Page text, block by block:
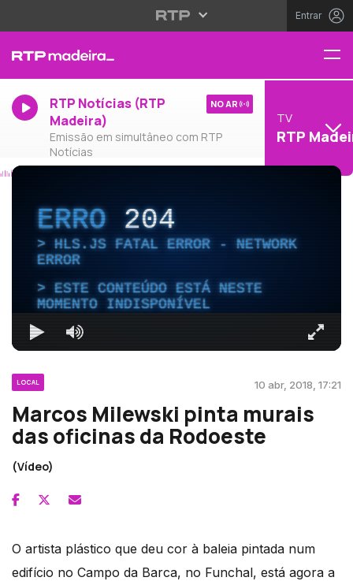
Entrar
RTP Notícias (RTP
Madeira)
Emissão em simultâneo com RTP
Notícias
NO AR
TV
RTP
ERRO204
HLS.JS FATAL ERROR - NETWORK
ERROR
ESTE CONTEÚDO ESTÁ NESTE
MOMENTO INDISPONÍVEL
LOCAL 10 abr, 2018, 17:21
Marcos Milewski pinta murais
das oficinas da Rodoeste
(Vídeo)
O artista plástico que deu cor à baleia pintada num
edifício no Campo da Barca, no Funchal, está agora a